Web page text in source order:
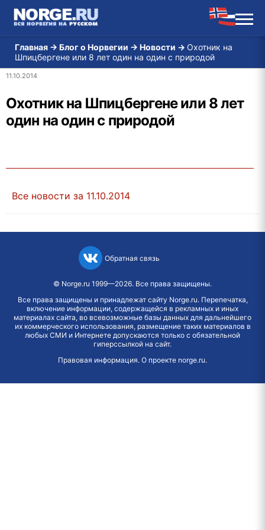
Главная → Блог о Норвегии → Новости → Охотник на
Шпицбергене или 8 лет один на один с природой
11.10.2014
Охотник на Шпицбергене или 8 лет
один на один с природой
Все новости за 11.10.2014
Обратная связь
© Norge.ru 1999—2026. Все права защищены.
Все права защищены и принадлежат сайту Norge.ru. Перепечатка,
включение информации, содержащейся в рекламных и иных
материалах сайта, во всевозможные базы данных для дальнейшего
их коммерческого использования, размещение таких материалов в
любых СМИ и Интернете допускаются только с обязательной
гиперссылкой на сайт.
Правовая информация. О проекте norge.ru.